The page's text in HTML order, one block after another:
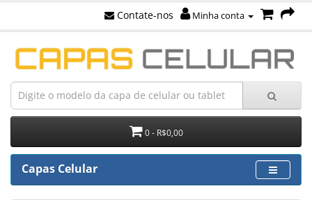
Contate-nos Minha conta
0 - R$0,00
Capas Celular